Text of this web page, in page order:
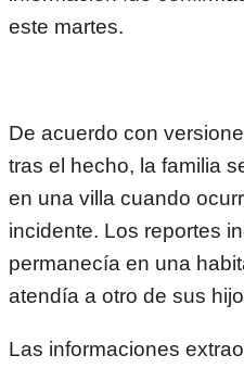
este martes.
De acuerdo con
tras el hecho, la familia
en una villa cuando
incidente. Los reportes
permanecía en una
atendía a otro de sus
Las informaciones